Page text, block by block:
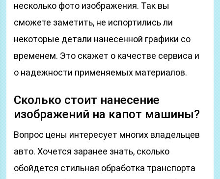
несколько фото изображения. Так вы
сможете заметить, не испортились ли
некоторые детали нанесенной графики со
временем. Это скажет о качестве сервиса и
о надежности применяемых материалов.
Сколько стоит нанесение
изображений на капот машины?
Вопрос цены интересует многих владельцев
авто. Хочется заранее знать, сколько
обойдется стильная обработка транспорта